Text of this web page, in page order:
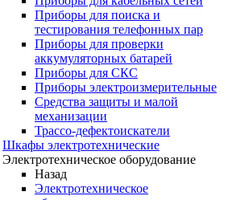
Приборы для поиска и
тестирования телефонных пар
Приборы для проверки
аккумуляторных батарей
Приборы для СКС
Приборы электроизмерительные
Средства защиты и малой
механизации
Трассо-дефектоискатели
Шкафы электротехнические
Электротехническое оборудование
Назад
Электротехническое